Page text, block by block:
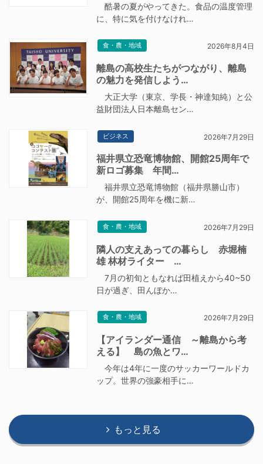
酷暑の夏がやってきた。食品の温度管理
に、特に気を付けなけれ…
食・農・地域 2026年8月4日
離島の高校生たちがつながり、離島
の魅力を発信しよう…
大正大学（東京、学長・神達知純）と公
益財団法人日本離島セン…
ビジネス 2026年7月29日
福井県立恐竜博物館、開館25周年で
新ロゴ募集 年間…
福井県立恐竜博物館（福井県勝山市）
が、開館25周年を機に新…
食・農・地域 2026年7月29日
隣人の支えあっての暮らし 赤堀楠
雄 林材ライター …
7月の初旬ともなれば田植えから40~50
日が過ぎ、田んぼか…
食・農・地域 2026年7月29日
【アイランダー通信 ～離島から考
える】 島の魚とワ…
今年は4年に一度のサッカーワールドカ
ップ。世界の強豪相手に…
もっと見る